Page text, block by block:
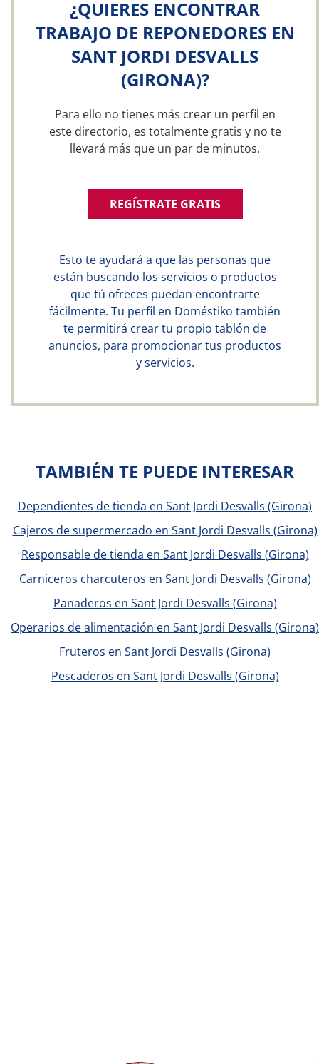
¿QUIERES ENCONTRAR
TRABAJO DE REPONEDORES EN
SANT JORDI DESVALLS
(GIRONA)?
Para ello no tienes más crear un perfil en
este directorio, es totalmente gratis y no te
llevará más que un par de minutos.
REGÍSTRATE GRATIS
Esto te ayudará a que las personas que
están buscando los servicios o productos
que tú ofreces puedan encontrarte
fácilmente. Tu perfil en Doméstiko también
te permitirá crear tu propio tablón de
anuncios, para promocionar tus productos
y servicios.
TAMBIÉN TE PUEDE INTERESAR
Dependientes de tienda en Sant Jordi Desvalls (Girona)
Cajeros de supermercado en Sant Jordi Desvalls (Girona)
Responsable de tienda en Sant Jordi Desvalls (Girona)
Carniceros charcuteros en Sant Jordi Desvalls (Girona)
Panaderos en Sant Jordi Desvalls (Girona)
Operarios de alimentación en Sant Jordi Desvalls (Girona)
Fruteros en Sant Jordi Desvalls (Girona)
Pescaderos en Sant Jordi Desvalls (Girona)